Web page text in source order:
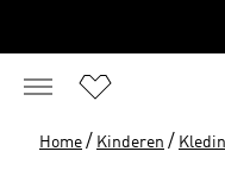
Home / Kinderen /